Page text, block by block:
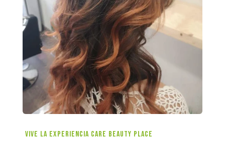
VIVE LA EXPERIENCIA CARE BEAUTY PLACE